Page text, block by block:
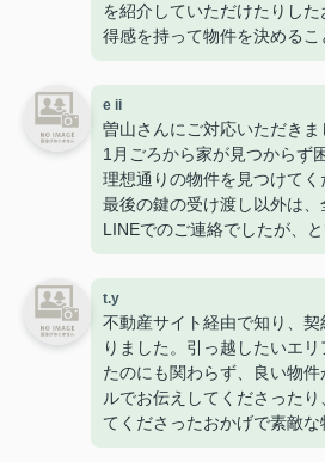
を紹介していただけたりし
得感を持って物件を決めるこ
です。
ありがとうございました！
e ii
曽山さんにご対応いただきま
1月ごろから家が見つからず
理想通りの物件を見つけて
最後の鍵の受け渡し以外は
LINEでのご連絡でしたが、と
長年不動産にお勤めされてい
豊富で色んなご相談にも乗
また家を探すときはぜひお願
t.y
不動産サイト経由で知り、
りました。引っ越したいエ
たのにも関わらず、良い物
ルでお伝えしてくださった
てくださったおかげで素敵